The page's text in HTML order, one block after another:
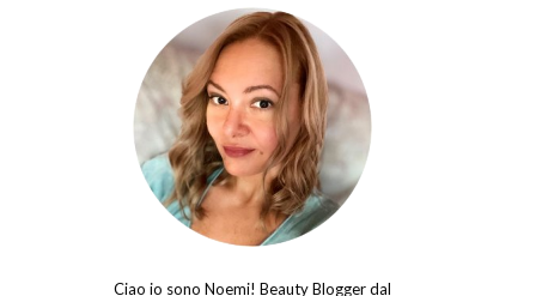
Ciao io sono Noemi! Beauty Blogger dal